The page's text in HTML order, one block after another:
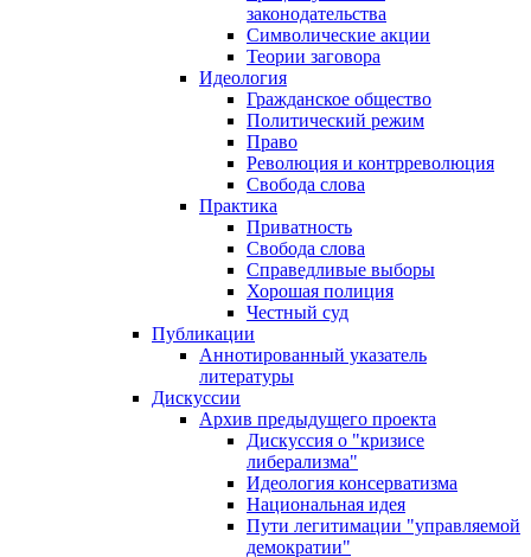
законодательства
Символические акции
Теории заговора
Идеология
Гражданское общество
Политический режим
Право
Революция и контрреволюция
Свобода слова
Практика
Приватность
Свобода слова
Справедливые выборы
Хорошая полиция
Честный суд
Публикации
Аннотированный указатель
литературы
Дискуссии
Архив предыдущего проекта
Дискуссия о "кризисе
либерализма"
Идеология консерватизма
Национальная идея
Пути легитимации "управляемой
демократии"